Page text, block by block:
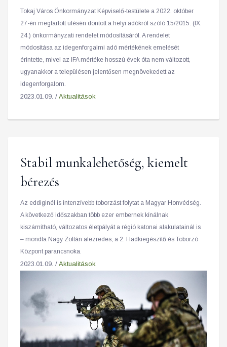
MÉRTÉKÉNEK EMELÉSÉRŐL
Tokaj Város Önkormányzat Képviselő-testülete a 2022. október
27-én megtartott ülésén döntött a helyi adókról szóló 15/2015. (IX.
24.) önkormányzati rendelet módosításáról. A rendelet
módosítása az idegenforgalmi adó mértékének emelését
érintette, mivel az IFA mértéke hosszú évek óta nem változott,
ugyanakkor a településen jelentősen megnövekedett az
idegenforgalom.
2023.01.09. / Aktualitások
Stabil munkalehetőség, kiemelt
bérezés
Az eddiginél is intenzívebb toborzást folytat a Magyar Honvédség.
A következő időszakban több ezer embernek kínálnak
kiszámítható, változatos életpályát a régió katonai alakulatainál is
– mondta Nagy Zoltán alezredes, a 2. Hadkiegészítő és Toborzó
Központ parancsnoka.
2023.01.09. / Aktualitások